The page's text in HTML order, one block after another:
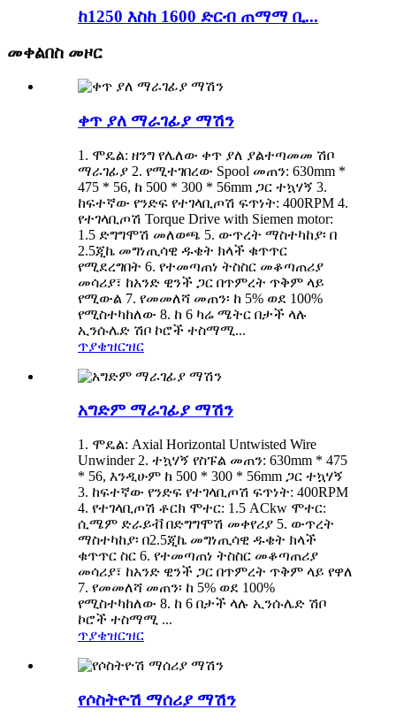
ከ1250 እስከ 1600 ድርብ ጠማማ ቢ...
መቀልበስ መዞር
ቀጥ ያለ ማራገፊያ ማሽን
1. ሞዴል: ዘንግ የሌለው ቀጥ ያለ ያልተጣመመ ሽቦ
ማራገፊያ 2. የሚተገበረው Spool መጠን: 630mm *
475 * 56, ከ 500 * 300 * 56mm ጋር ተኳሃኝ 3.
ከፍተኛው የንድፍ የተገላቢጦሽ ፍጥነት: 400RPM 4.
የተገላቢጦሽ Torque Drive with Siemen motor:
1.5 ድግግሞሽ መለወጫ 5. ውጥረት ማስተካከያ፡ በ
2.5ጂኬ መግነጢሳዊ ዱቄት ክላች ቁጥጥር
የሚደረግበት 6. የተመጣጠነ ትስስር መቆጣጠሪያ
መሳሪያ፣ ከአንድ ዊንች ጋር በጥምረት ጥቅም ላይ
የሚውል 7. የመመለሻ መጠን፡ ከ 5% ወደ 100%
የሚስተካከለው 8. ከ 6 ካሬ ሜትር በታች ላሉ
ኢንሱሌድ ሽቦ ኮሮች ተስማሚ...
ጥያቄዝርዝር
አግድም ማራገፊያ ማሽን
1. ሞዴል: Axial Horizontal Untwisted Wire
Unwinder 2. ተኳሃኝ የስፑል መጠን: 630mm * 475
* 56, እንዲሁም ከ 500 * 300 * 56mm ጋር ተኳሃኝ
3. ከፍተኛው የንድፍ የተገላቢጦሽ ፍጥነት: 400RPM
4. የተገላቢጦሽ ቶርክ ሞተር: 1.5 ACkw ሞተር:
ሲሜም ድራይቭ በድግግሞሽ መቀየሪያ 5. ውጥረት
ማስተካከያ፡ በ2.5ጂኬ መግነጢሳዊ ዱቄት ክላች
ቁጥጥር ስር 6. የተመጣጠነ ትስስር መቆጣጠሪያ
መሳሪያ፣ ከአንድ ዊንች ጋር በጥምረት ጥቅም ላይ የዋለ
7. የመመለሻ መጠን፡ ከ 5% ወደ 100%
የሚስተካከለው 8. ከ 6 በታች ላሉ ኢንሱሌድ ሽቦ
ኮሮች ተስማሚ ...
ጥያቄዝርዝር
የሶስትዮሽ ማሰሪያ ማሽን